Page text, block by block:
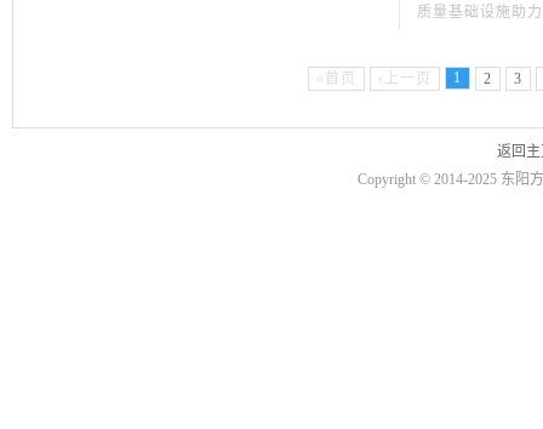
质量基础设施助
«首页 ‹上一页 1 2 3
返回
Copyright © 2014-2025 东阳